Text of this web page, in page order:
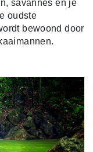
savannes en je
oudste
bewoond door